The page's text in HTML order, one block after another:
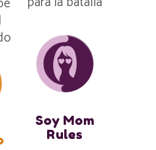
Soy Mom
Rules